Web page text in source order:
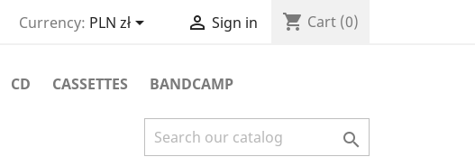
Currency: PLN zł  Sign in shopping_cart Cart (0)
CD CASSETTES BANDCAMP
